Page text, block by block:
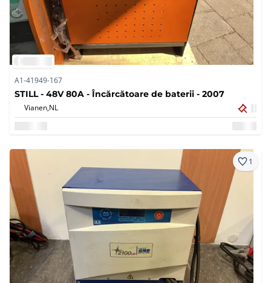
A1-41949-167
STILL - 48V 80A - Încărcătoare de baterii - 2007
Vianen,NL
1